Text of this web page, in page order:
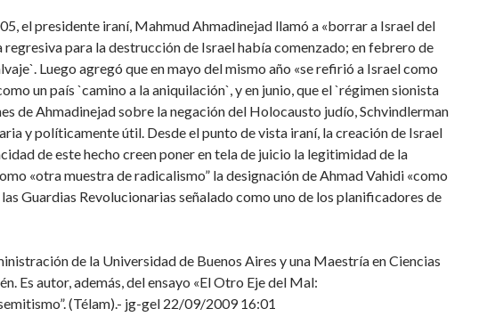
el presidente iraní, Mahmud Ahmadinejad llamó a «borrar a Israel del
regresiva para la destrucción de Israel había comenzado; en febrero de
Luego agregó que en mayo del mismo año «se refirió a Israel como
un país `camino a la aniquilación`, y en junio, que el `régimen sionista
de Ahmadinejad sobre la negación del Holocausto judío, Schvindlerman
y políticamente útil. Desde el punto de vista iraní, la creación de Israel
de este hecho creen poner en tela de juicio la legitimidad de la
«otra muestra de radicalismo” la designación de Ahmad Vahidi «como
Guardias Revolucionarias señalado como uno de los planificadores de
de la Universidad de Buenos Aires y una Maestría en Ciencias
Es autor, además, del ensayo «El Otro Eje del Mal:
(Télam).- jg-gel 22/09/2009 16:01